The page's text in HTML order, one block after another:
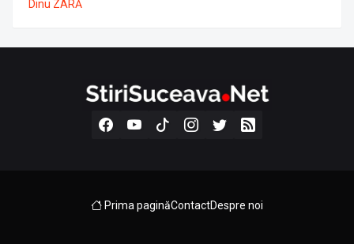
Dinu ZARĂ
Prima paginăContactDespre noi